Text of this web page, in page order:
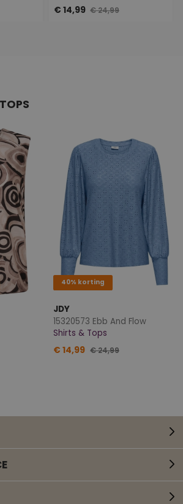
€ 14,99 € 24,99
40% korting
JDY
15320573 Ebb And Flow
Shirts & Tops
€ 14,99 € 24,99